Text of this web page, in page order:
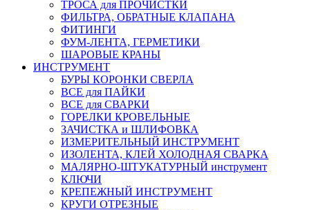
ТРОСА для ПРОЧИСТКИ
ФИЛЬТРА, ОБРАТНЫЕ КЛАПАНА
ФИТИНГИ
ФУМ-ЛЕНТА, ГЕРМЕТИКИ
ШАРОВЫЕ КРАНЫ
ИНСТРУМЕНТ
БУРЫ КОРОНКИ СВЕРЛА
ВСЕ для ПАЙКИ
ВСЕ для СВАРКИ
ГОРЕЛКИ КРОВЕЛЬНЫЕ
ЗАЧИСТКА и ШЛИФОВКА
ИЗМЕРИТЕЛЬНЫЙ ИНСТРУМЕНТ
ИЗОЛЕНТА, КЛЕЙ ХОЛОДНАЯ СВАРКА
МАЛЯРНО-ШТУКАТУРНЫЙ инструмент
КЛЮЧИ
КРЕПЕЖНЫЙ ИНСТРУМЕНТ
КРУГИ ОТРЕЗНЫЕ